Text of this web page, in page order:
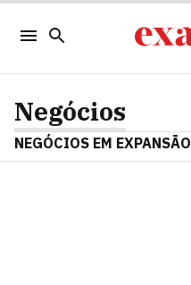
Negócios
NEGÓCIOS EM EXPANSÃO